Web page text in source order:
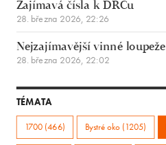
Zajímavá čísla k DRCu
28. března 2026, 22:26
Nejzajímavější vinné loupeže
28. března 2026, 22:02
TÉMATA
1700 (466) Bystré oko (1205)